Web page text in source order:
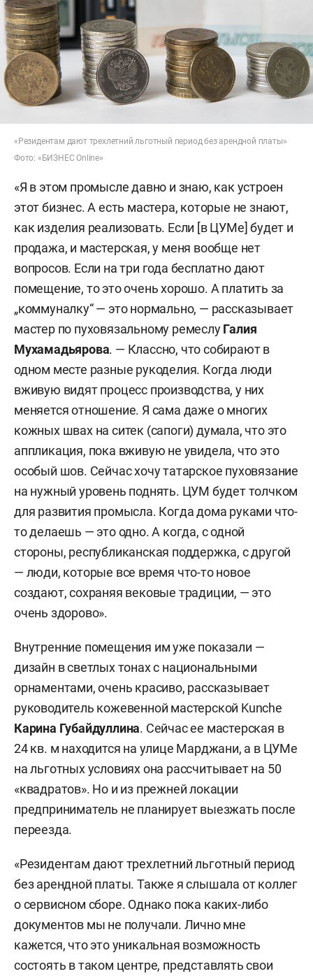
«Резидентам дают трехлетний льготный период без арендной платы»
Фото: «БИЗНЕС Online»
«Я в этом промысле давно и знаю, как устроен
этот бизнес. А есть мастера, которые не знают,
как изделия реализовать. Если [в ЦУМе] будет и
продажа, и мастерская, у меня вообще нет
вопросов. Если на три года бесплатно дают
помещение, то это очень хорошо. А платить за
„коммуналку“— это нормально, — рассказывает
мастер по пуховязальному ремеслуГалия
Мухамадьярова. — Классно, что собирают в
одном месте разные рукоделия. Когда люди
вживую видят процесс производства, у них
меняется отношение. Я сама даже о многих
кожных швах на ситек (сапоги) думала, что это
аппликация, пока вживую не увидела, что это
особый шов. Сейчас хочу татарское пуховязание
на нужный уровень поднять. ЦУМ будет толчком
для развития промысла. Когда дома руками что-
то делаешь — это одно. А когда, с одной
стороны, республиканская поддержка, с другой
— люди, которые все время что-то новое
создают, сохраняя вековые традиции, — это
очень здорово».
Внутренние помещения им уже показали —
дизайн в светлых тонах с национальными
орнаментами, очень красиво, рассказывает
руководитель кожевенной мастерской Kunche
Карина Губайдуллина. Сейчас ее мастерская в
24 кв. м находится на улице Марджани, а в ЦУМе
на льготных условиях она рассчитывает на 50
«квадратов». Но и из прежней локации
предприниматель не планирует выезжать после
переезда.
«Резидентам дают трехлетний льготный период
без арендной платы. Также я слышала от коллег
о сервисном сборе. Однако пока каких-либо
документов мы не получали. Лично мне
кажется, что это уникальная возможность
состоять в таком центре, представлять свои